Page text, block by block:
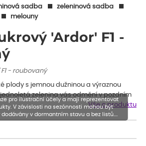
sadba
zeleninová sadba
melouny
'Ardor' F1 -
- roubovaný
plody s jemnou dužninou a výraznou
zelenina vás odmění v pozdním
Vše o produktu
pro ilustrační účely a mají reprezentovat
V závislosti na sezónnosti mohou být
v dormantním stavu a bez listů.
také sestřiženy níže, než je uvedená výška,